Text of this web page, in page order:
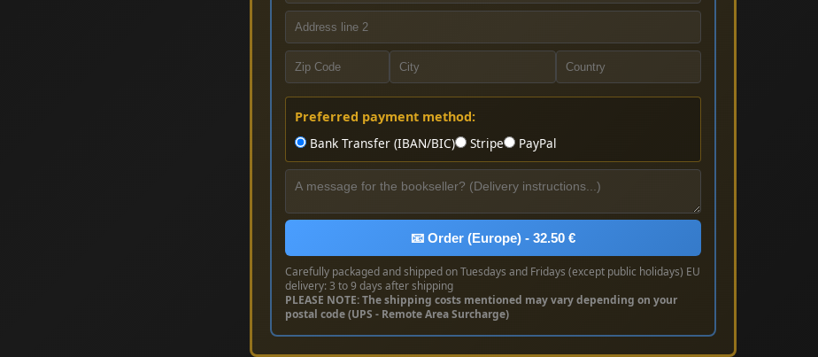
Preferred payment method:
Bank Transfer (IBAN/BIC)
Stripe PayPal
📧 Order (Europe) - 32.50 €
Carefully packaged and shipped on Tuesdays and Fridays (except public holidays) EU
delivery: 3 to 9 days after shipping
PLEASE NOTE: The shipping costs mentioned may vary depending on your
postal code (UPS - Remote Area Surcharge)